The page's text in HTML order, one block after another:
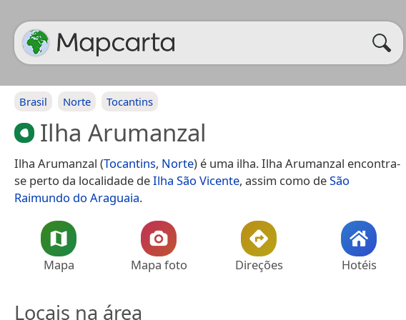
Brasil Norte Tocantins
Ilha Arumanzal
Ilha Arumanzal (Tocantins, Norte) é uma ilha. Ilha Arumanzal encontra-
se perto da localidade deIlha São Vicente, assim como deSão
Raimundo do Araguaia.
Mapa Mapa foto Direções Hotéis
Locais na área